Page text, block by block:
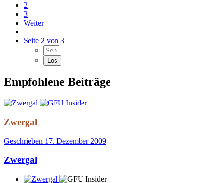
2
3
Weiter
Seite 2 von 3
Empfohlene Beiträge
Zwergal
Geschrieben 17. Dezember 2009
Zwergal